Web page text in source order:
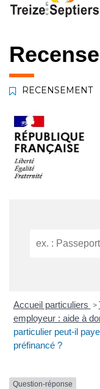
contenu
pied
RECENSEMENT
Accueil particuliers >
employeur : aide à
particulier peut-il
préfinancé ?
Question-réponse